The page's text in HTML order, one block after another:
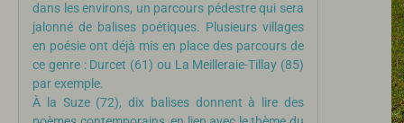
dans les environs, un parcours pédestre qui sera
jalonné de balises poétiques. Plusieurs villages
en poésie ont déjà mis en place des parcours de
ce genre : Durcet (61) ou La Meilleraie-Tillay (85)
par exemple.
À la Suze (72), dix balises donnent à lire des